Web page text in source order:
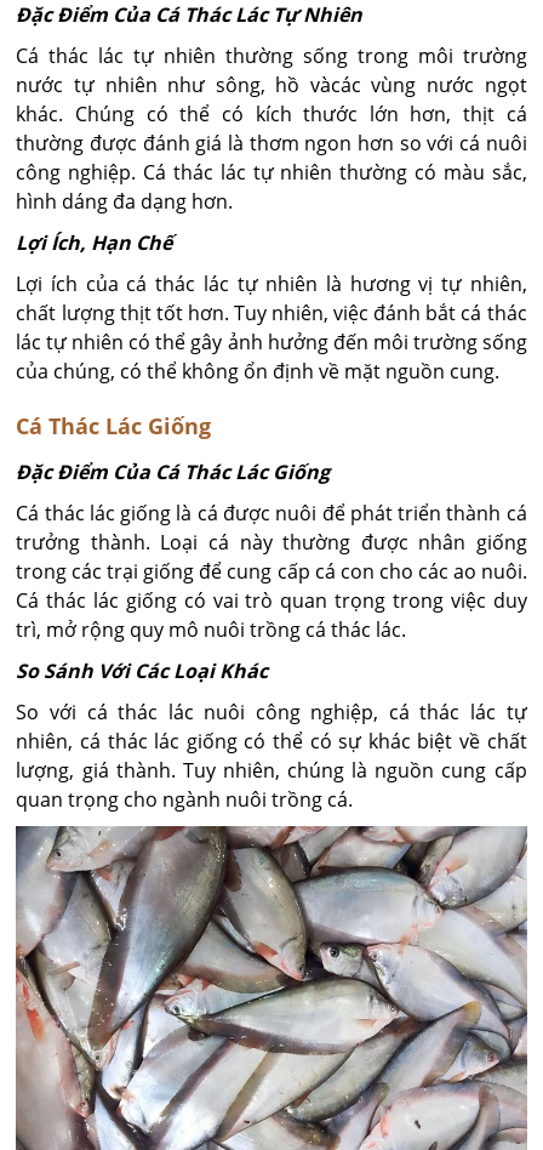
Đặc Điểm Của Cá Thác Lác Tự Nhiên
Cá thác lác tự nhiên thường sống trong môi trường
nước tự nhiên như sông, hồ vàcác vùng nước ngọt
khác. Chúng có thể có kích thước lớn hơn, thịt cá
thường được đánh giá là thơm ngon hơn so với cá nuôi
công nghiệp. Cá thác lác tự nhiên thường có màu sắc,
hình dáng đa dạng hơn.
Lợi Ích, Hạn Chế
Lợi ích của cá thác lác tự nhiên là hương vị tự nhiên,
chất lượng thịt tốt hơn. Tuy nhiên, việc đánh bắt cá thác
lác tự nhiên có thể gây ảnh hưởng đến môi trường sống
của chúng, có thể không ổn định về mặt nguồn cung.
Cá Thác Lác Giống
Đặc Điểm Của Cá Thác Lác Giống
Cá thác lác giống là cá được nuôi để phát triển thành cá
trưởng thành. Loại cá này thường được nhân giống
trong các trại giống để cung cấp cá con cho các ao nuôi.
Cá thác lác giống có vai trò quan trọng trong việc duy
trì, mở rộng quy mô nuôi trồng cá thác lác.
So Sánh Với Các Loại Khác
So với cá thác lác nuôi công nghiệp, cá thác lác tự
nhiên, cá thác lác giống có thể có sự khác biệt về chất
lượng, giá thành. Tuy nhiên, chúng là nguồn cung cấp
quan trọng cho ngành nuôi trồng cá.